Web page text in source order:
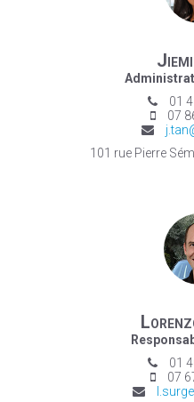
01
07
101 rue Pierre
01
07